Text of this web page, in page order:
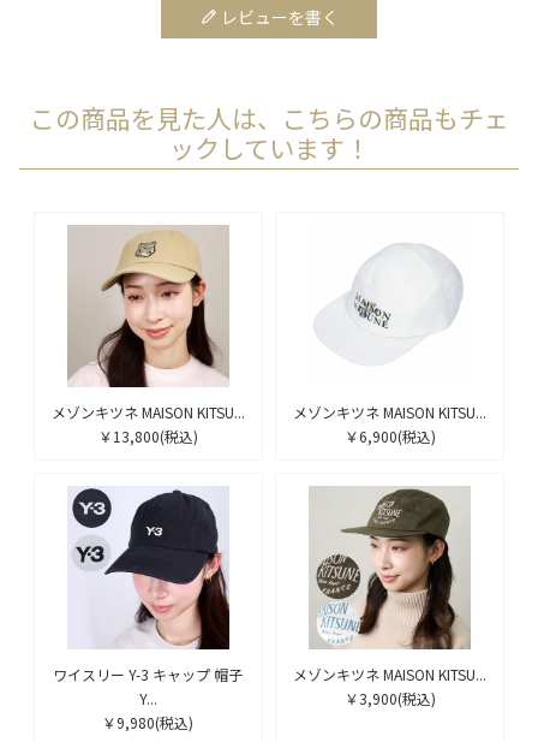
レビューを書く
この商品を見た人は、こちらの商品もチェ
ックしています！
メゾンキツネ MAISON KITSU...
￥13,800(税込)
メゾンキツネ MAISON KITSU...
￥6,900(税込)
ワイスリー Y-3 キャップ 帽子
Y...
￥9,980(税込)
メゾンキツネ MAISON KITSU...
￥3,900(税込)